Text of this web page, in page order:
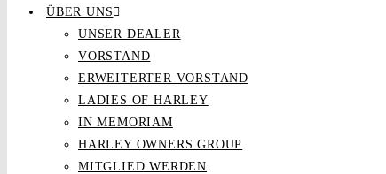
ÜBER UNS
UNSER DEALER
VORSTAND
ERWEITERTER VORSTAND
LADIES OF HARLEY
IN MEMORIAM
HARLEY OWNERS GROUP
MITGLIED WERDEN